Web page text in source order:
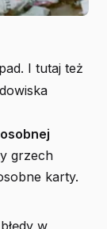
I tutaj też
grzech
karty.
w